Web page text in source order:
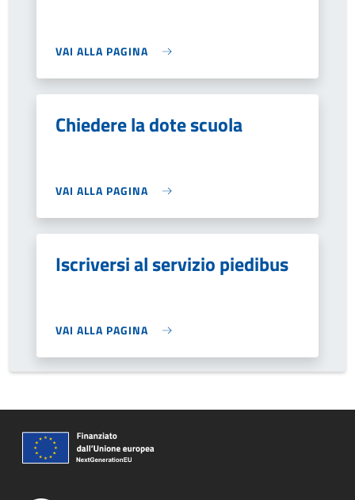
VAI ALLA PAGINA
Chiedere la dote scuola
VAI ALLA PAGINA
Iscriversi al servizio piedibus
VAI ALLA PAGINA